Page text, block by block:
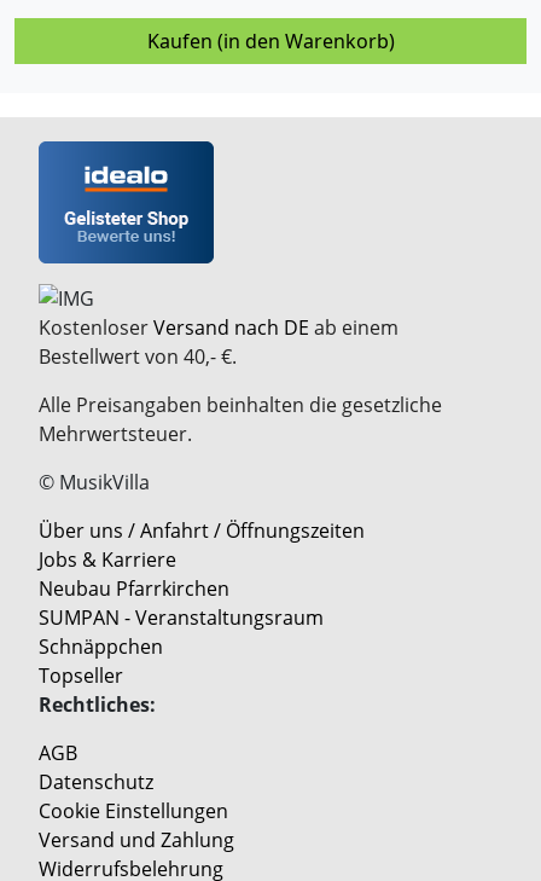
Kaufen (in den Warenkorb)
KostenloserVersand nach DE ab einem
Bestellwert von 40,- €.
Alle Preisangaben beinhalten die gesetzliche
Mehrwertsteuer.
© MusikVilla
Über uns / Anfahrt / Öffnungszeiten
Jobs & Karriere
Neubau Pfarrkirchen
SUMPAN - Veranstaltungsraum
Schnäppchen
Topseller
Rechtliches:
AGB
Datenschutz
Cookie Einstellungen
Versand und Zahlung
Widerrufsbelehrung